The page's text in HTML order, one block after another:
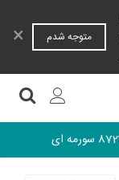
متوجه شدم ×